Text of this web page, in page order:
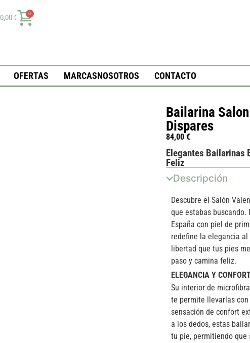
0,00€ 0
OFERTAS MARCASNOSOTROS CONTACTO
Bailarina
Dispares
84,00€
Elegantes Bailarinas
Feliz
Descripción
Descubre el Salón
que estabas
España con piel de
redefine la elegancia
libertad que tus pies
paso y camina feliz.
ELEGANCIA Y
Su interior de
te permite llevarlas
sensación de confort
a los dedos, estas
tu pie, permitiendo que